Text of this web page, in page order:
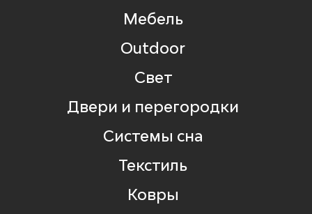
Мебель
Outdoor
Свет
Двери и перегородки
Системы сна
Текстиль
Ковры